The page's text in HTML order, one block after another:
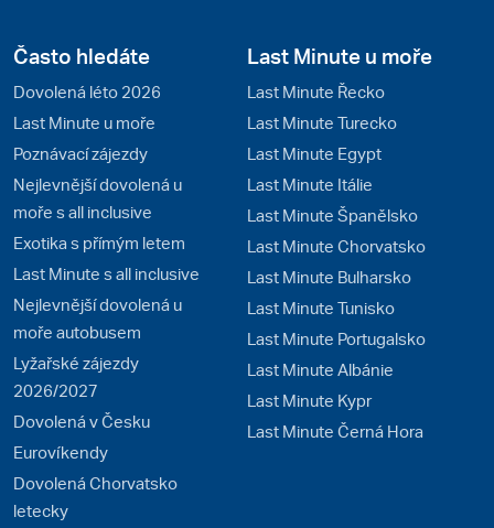
Často hledáte
Dovolená léto 2026
Last Minute u moře
Poznávací zájezdy
Nejlevnější dovolená u
moře s all inclusive
Exotika s přímým letem
Last Minute s all inclusive
Nejlevnější dovolená u
moře autobusem
Lyžařské zájezdy
2026/2027
Dovolená v Česku
Eurovíkendy
Dovolená Chorvatsko
letecky
Last Minute u moře
Last Minute Řecko
Last Minute Turecko
Last Minute Egypt
Last Minute Itálie
Last Minute Španělsko
Last Minute Chorvatsko
Last Minute Bulharsko
Last Minute Tunisko
Last Minute Portugalsko
Last Minute Albánie
Last Minute Kypr
Last Minute Černá Hora